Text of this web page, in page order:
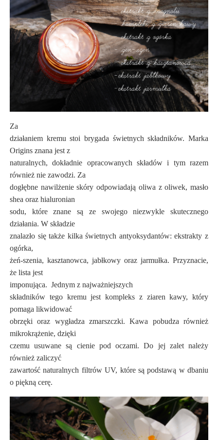
Za
działaniem kremu stoi brygada świetnych składników. Marka
Origins znana jest z
naturalnych, dokładnie opracowanych składów i tym razem
również nie zawodzi. Za
dogłębne nawilżenie skóry odpowiadają oliwa z oliwek, masło
shea oraz hialuronian
sodu, które znane są ze swojego niezwykle skutecznego
działania. W składzie
znalazło się także kilka świetnych antyoksydantów: ekstrakty z
ogórka,
żeń-szenia, kasztanowca, jabłkowy oraz jarmułka. Przyznacie,
że lista jest
imponująca. Jednym z najważniejszych
składników tego kremu jest kompleks z ziaren kawy, który
pomaga likwidować
obrzęki oraz wygładza zmarszczki. Kawa pobudza również
mikrokrążenie, dzięki
czemu usuwane są cienie pod oczami. Do jej zalet należy
również zaliczyć
zawartość naturalnych filtrów UV, które są podstawą w dbaniu
o piękną cerę.